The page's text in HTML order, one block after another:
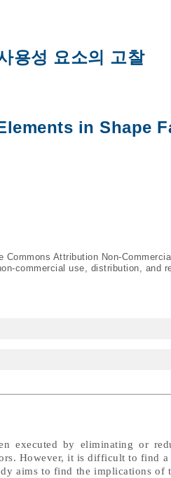
용성 요소의 고찰
in Shape
Attribution Non-
commercial use, distribution, and
executed by eliminating or
However, it is difficult to find
aims to find the implications of